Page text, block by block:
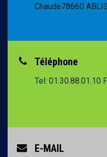
Chaude78660
Téléphone
Tel: 01.30.88.01.10
E-MAIL